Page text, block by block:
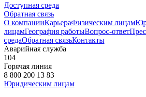
Доступная среда
Обратная связь
О компанииКарьераФизическим лицам
лицамГеография работыВопрос-ответ
средаОбратная связьКонтакты
Аварийная служба
104
Горячая линия
8 800 200 13 83
Юридическим лицам